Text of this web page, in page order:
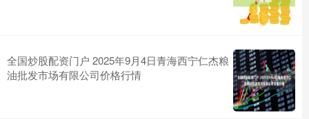
全国炒股配资门户 2025年9月4日青海西宁仁杰粮
油批发市场有限公司价格行情